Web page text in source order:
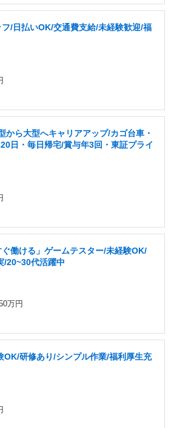
フ/日払いOK/交通費支給/未経験歓迎/福
から大型へキャリアアップ/カゴ台車・
日・毎日帰宅/賞与年3回・東証プライ
ぐ働ける」ゲームテスター/未経験OK/
/20~30代活躍中
万円
OK/研修あり/シンプル作業/福利厚生充